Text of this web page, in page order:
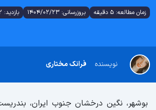
زمان مطالعه: 5 دقیقه بروزرسانی: 1404/02/23 بازدید: 4762
فرانک مختاری نویسنده
بوشهر، نگین درخشان جنوب ایران،